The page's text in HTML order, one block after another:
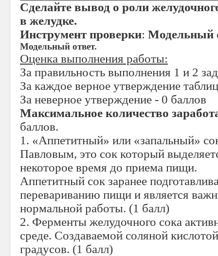
Сделайте вывод о роли
в желудке.
Инструмент проверки: Модельный
Модельный ответ.
Оценка выполнения работы:
За правильность выполнения 1 и 2
За каждое верное утверждение
За неверное утверждение - 0 баллов
Максимальное количество
баллов.
1. «Аппетитный» или «запальный»
Павловым, это сок который
некоторое время до приема пищи.
Аппетитный сок заранее
перевариванию пищи и является
нормальной работы. (1 балл)
2. Ферменты желудочного сока
среде. Создаваемой соляной
градусов. (1 балл)